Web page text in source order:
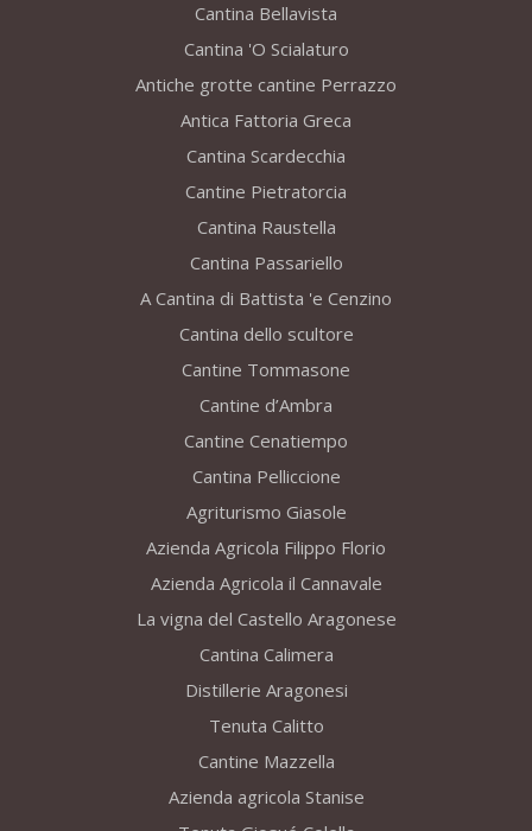
Cantina Bellavista
Cantina 'O Scialaturo
Antiche grotte cantine Perrazzo
Antica Fattoria Greca
Cantina Scardecchia
Cantine Pietratorcia
Cantina Raustella
Cantina Passariello
A Cantina di Battista 'e Cenzino
Cantina dello scultore
Cantine Tommasone
Cantine d’Ambra
Cantine Cenatiempo
Cantina Pelliccione
Agriturismo Giasole
Azienda Agricola Filippo Florio
Azienda Agricola il Cannavale
La vigna del Castello Aragonese
Cantina Calimera
Distillerie Aragonesi
Tenuta Calitto
Cantine Mazzella
Azienda agricola Stanise